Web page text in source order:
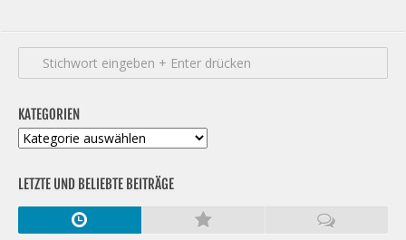
KATEGORIEN
Kategorien
LETZTE UND BELIEBTE BEITRÄGE